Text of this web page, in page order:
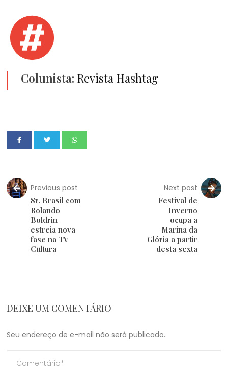
Colunista: Revista Hashtag
Previous post
Sr. Brasil com
Rolando
Boldrin
estreia nova
fase na TV
Cultura
Next post
Festival de
Inverno
ocupa a
Marina da
Glória a partir
desta sexta
DEIXE UM COMENTÁRIO
Seu endereço de e-mail não será publicado.